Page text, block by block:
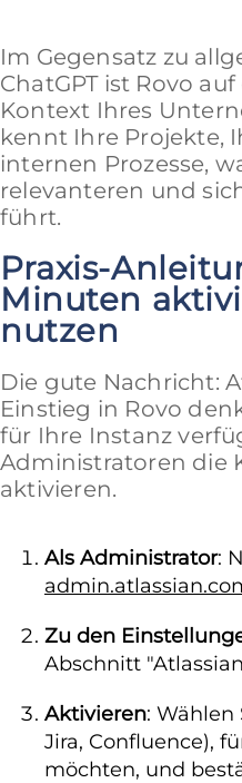
Im Gegensatz zu
ChatGPT ist Rovo
Kontext Ihres
kennt Ihre Projekte,
internen Prozesse,
relevanteren und
führt.
Praxis-
Minuten
nutzen
Die gute Nachricht:
Einstieg in Rovo
für Ihre Instanz
Administratoren die
aktivieren.
Als Administrator:
Zu den
Abschnitt
Aktivieren: Wählen
Jira, Confluence),
möchten, und